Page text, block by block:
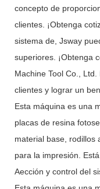
concepto de
clientes. ¡Obtenga
sistema de, Jsway
superiores. ¡Obtenga
Machine Tool Co.,
clientes y lograr un
Esta máquina es una
placas de resina
material base, rodillos
para la impresión.
Aección y control del